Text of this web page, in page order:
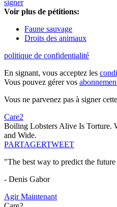
signer
Voir plus de pétitions:
Faune sauvage
Droits des animaux
politique de confidentialité
En signant, vous acceptez les
Vous pouvez gérer vos
Vous ne parvenez pas à signer
Care2
Boiling Lobsters Alive Is Torture.
and Wide.
PARTAGERTWEET
"The best way to predict the
- Denis Gabor
Agir Maintenant